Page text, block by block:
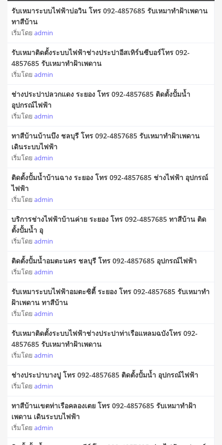
รับเหมาระบบไฟฟ้าบ่อวิน โทร 092-4857685 รับเหมาทำฝ้าเพดาน
ทาสีบ้าน
เริ่มโดย admin
รับเหมาติดตั้งระบบไฟฟ้าช่างประปาอีสเทิร์นซีบอร์โทร 092-
4857685 รับเหมาทำฝ้าเพดาน
เริ่มโดย admin
ช่างประปาปลวกแดง ระยอง โทร 092-4857685 ติดตั้งปั้มน้ำ
อุปกรณ์ไฟฟ้า
เริ่มโดย admin
ทาสีบ้านบ้านบึง ชลบุรี โทร 092-4857685 รับเหมาทำฝ้าเพดาน
เดินระบบไฟฟ้า
เริ่มโดย admin
ติดตั้งปั้มน้ำบ้านฉาง ระยอง โทร 092-4857685 ช่างไฟฟ้า อุปกรณ์
ไฟฟ้า
เริ่มโดย admin
บริการช่างไฟฟ้าบ้านค่าย ระยอง โทร 092-4857685 ทาสีบ้าน ติด
ตั้งปั้มน้ำ อุ
เริ่มโดย admin
ติดตั้งปั้มน้ำอมตะนคร ชลบุรี โทร 092-4857685 อุปกรณ์ไฟฟ้า
เริ่มโดย admin
รับเหมาระบบไฟฟ้าอมตะซิตี้ ระยอง โทร 092-4857685 รับเหมาทำ
ฝ้าเพดาน ทาสีบ้าน
เริ่มโดย admin
รับเหมาติดตั้งระบบไฟฟ้าช่างประปาท่าเรือแหลมฉบังโทร 092-
4857685 รับเหมาทำฝ้าเพดาน
เริ่มโดย admin
ช่างประปาบางปู โทร 092-4857685 ติดตั้งปั้มน้ำ อุปกรณ์ไฟฟ้า
เริ่มโดย admin
ทาสีบ้านเขตท่าเรือคลองเตย โทร 092-4857685 รับเหมาทำฝ้า
เพดาน เดินระบบไฟฟ้า
เริ่มโดย admin